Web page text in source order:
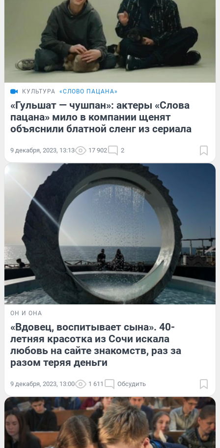
КУЛЬТУРА «СЛОВО ПАЦАНА»
«Гульшат — чушпан»: актеры «Слова
пацана» мило в компании щенят
объяснили блатной сленг из сериала
9 декабря, 2023, 13:13 17 902 2
ОН И ОНА
«Вдовец, воспитывает сына». 40-
летняя красотка из Сочи искала
любовь на сайте знакомств, раз за
разом теряя деньги
9 декабря, 2023, 13:00 1 611 Обсудить